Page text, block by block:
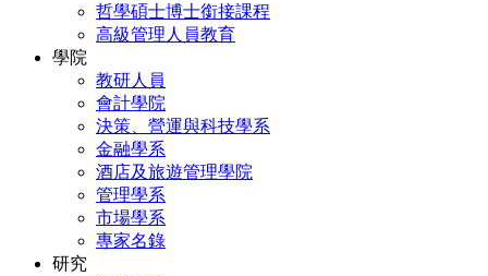
哲學碩士博士銜接課程
高級管理人員教育
學院
教研人員
會計學院
決策、營運與科技學系
金融學系
酒店及旅遊管理學院
管理學系
市場學系
專家名錄
研究